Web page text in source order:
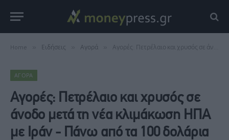
Home Ειδήσεις Αγορά Αγορές: Πετρέλαιο και χρυσός σε άνοδο μετά τη νέα κλιμάκωση ΗΠΑ με Ιράν - Πάνω από τα 100 δολάρια το Brent
ΑΓΟΡΆ
Αγορές: Πετρέλαιο και χρυσός σε
άνοδο μετά τη νέα κλιμάκωση ΗΠΑ
με Ιράν - Πάνω από τα 100 δολάρια